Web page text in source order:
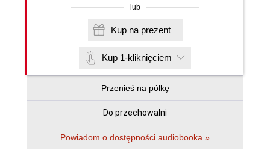
lub
Kup na prezent
Kup 1-kliknięciem
Przenieś na półkę
Do przechowalni
Powiadom o dostępności audiobooka »